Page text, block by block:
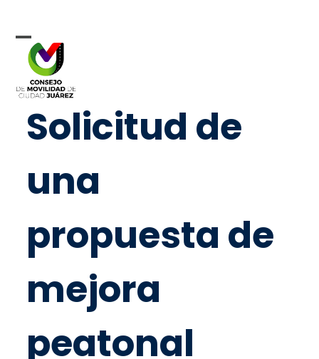
content
Open
mobile
menu
Close
mobile
menu
Solicitud de
una
propuesta de
mejora
peatonal